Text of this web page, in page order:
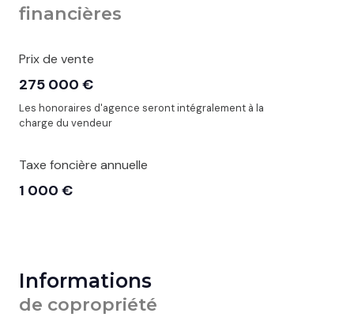
financières
Prix de vente
275 000 €
Les honoraires d'agence seront intégralement à la
charge du vendeur
Taxe foncière annuelle
1 000 €
Informations
de copropriété